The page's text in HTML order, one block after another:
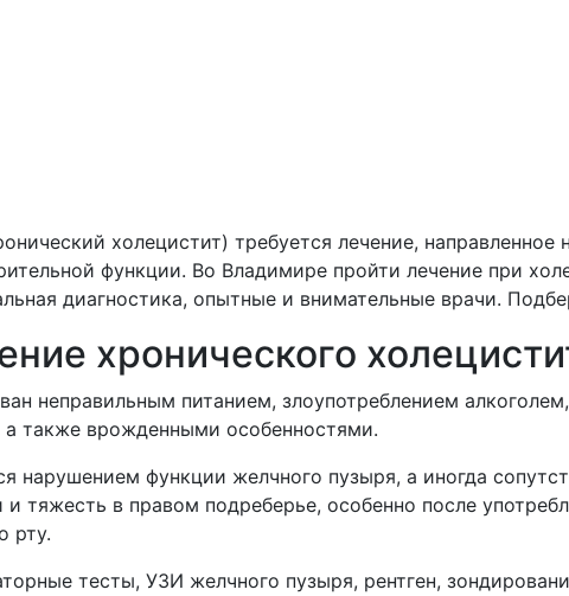
холецистит) требуется лечение, направленное
функции. Во Владимире пройти лечение при
диагностика, опытные и внимательные врачи.
хронического
неправильным питанием, злоупотреблением
также врожденными особенностями.
нарушением функции желчного пузыря, а иногда
тяжесть в правом подреберье, особенно после
рту.
тесты, УЗИ желчного пузыря, рентген,